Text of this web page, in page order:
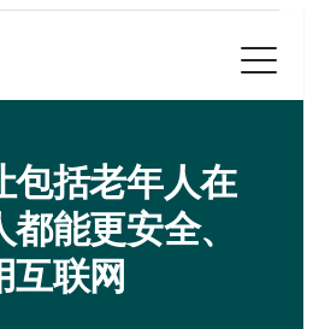
包括老年人在
能更安全、
互联网